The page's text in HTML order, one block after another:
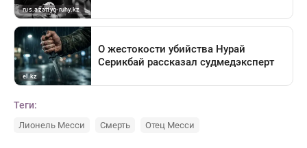
Теги:
Лионель Месси Смерть Отец Месси